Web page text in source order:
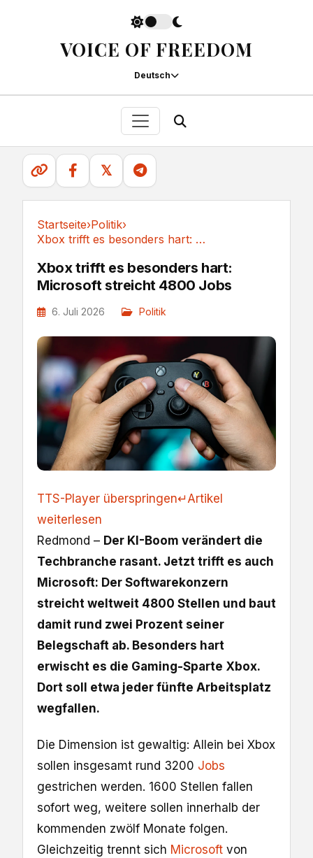
VOICE OF FREEDOM
Deutsch
𝕏
Startseite›Politik›
Xbox trifft es besonders hart: Microsoft...
Xbox trifft es besonders hart:
Microsoft streicht 4800 Jobs
6. Juli 2026 Politik
TTS-Player überspringen↵Artikel
weiterlesen
Redmond – Der KI-Boom verändert die
Techbranche rasant. Jetzt trifft es auch
Microsoft: Der Softwarekonzern
streicht weltweit 4800 Stellen und baut
damit rund zwei Prozent seiner
Belegschaft ab. Besonders hart
erwischt es die Gaming-Sparte Xbox.
Dort soll etwa jeder fünfte Arbeitsplatz
wegfallen.
Die Dimension ist gewaltig: Allein bei Xbox
sollen insgesamt rund 3200 Jobs
gestrichen werden. 1600 Stellen fallen
sofort weg, weitere sollen innerhalb der
kommenden zwölf Monate folgen.
Gleichzeitig trennt sich Microsoft von